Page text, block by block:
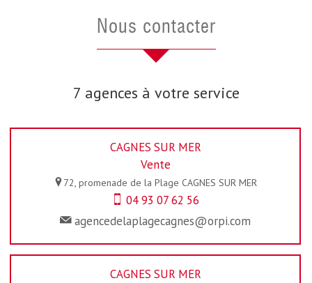
nous contacter
7 agences à votre service
CAGNES SUR MER
Vente
72, promenade de la Plage CAGNES SUR MER
04 93 07 62 56
agencedelaplagecagnes@orpi.com
CAGNES SUR MER